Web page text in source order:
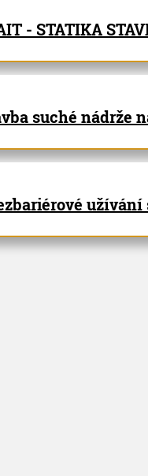
- STATIKA
suché nádrže
užívání